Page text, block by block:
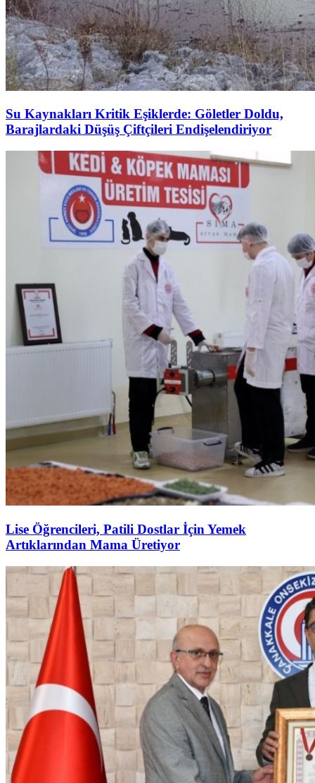
Su Kaynakları Kritik Eşiklerde: Göletler Doldu,
Barajlardaki Düşüş Çiftçileri Endişelendiriyor
Lise Öğrencileri, Patili Dostlar İçin Yemek
Artıklarından Mama Üretiyor